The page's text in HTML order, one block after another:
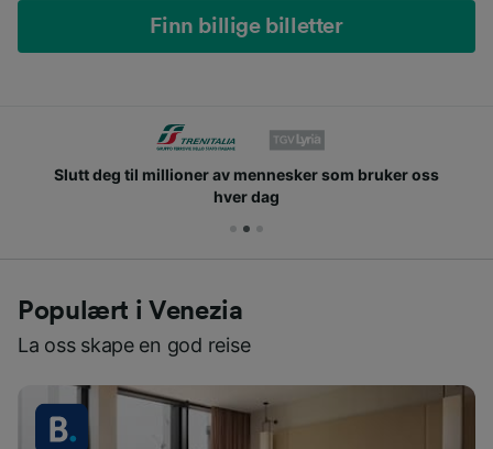
Finn billige billetter
Slutt deg til millioner av mennesker som bruker oss
hver dag
Populært i Venezia
La oss skape en god reise